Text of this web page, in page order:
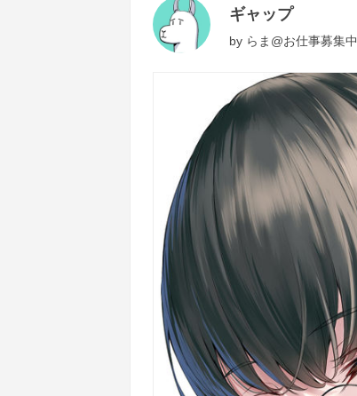
ギャップ
by らま@お仕事募集中